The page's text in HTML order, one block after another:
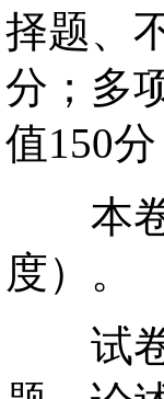
择题、
分；多
值150
本卷
度）。
试卷